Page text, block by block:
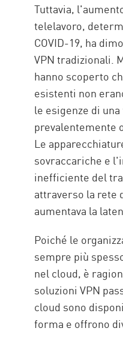
Tuttavia,
telelavoro,
COVID-19, ha
VPN tradizionali.
hanno scoperto
esistenti non
le esigenze di
prevalentemente
Le
sovraccariche e
inefficiente del
attraverso la rete
aumentava la
Poiché le
sempre più
nel cloud, è
soluzioni VPN
cloud sono
forma e offrono